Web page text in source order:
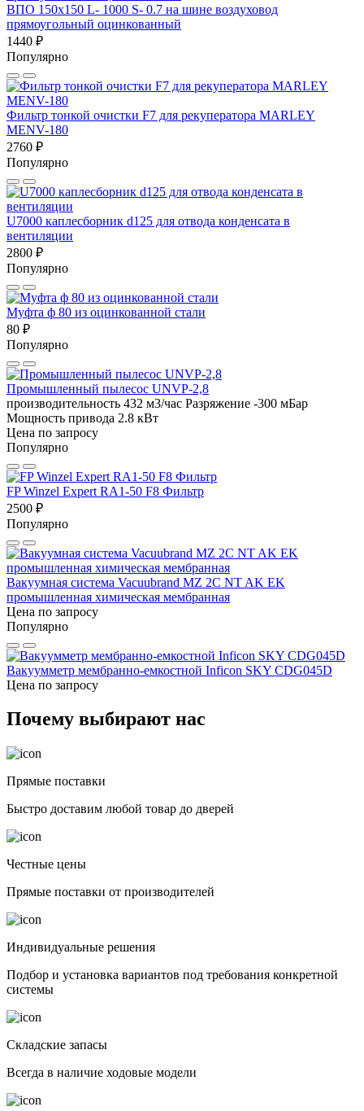
ВПО 150x150 L- 1000 S- 0.7 на шине воздуховод
прямоугольный оцинкованный
1440 ₽
Популярно
Фильтр тонкой очистки F7 для рекуператора MARLEY
MENV-180
2760 ₽
Популярно
U7000 каплесборник d125 для отвода конденсата в
вентиляции
2800 ₽
Популярно
Муфта ф 80 из оцинкованной стали
80 ₽
Популярно
Промышленный пылесос UNVP-2,8
производительность 432 м3/час Разряжение -300 мБар
Мощность привода 2.8 кВт
Цена по запросу
Популярно
FP Winzel Expert RA1-50 F8 Фильтр
2500 ₽
Популярно
Вакуумная система Vacuubrand MZ 2C NT AK EK
промышленная химическая мембранная
Цена по запросу
Популярно
Вакуумметр мембранно-емкостной Inficon SKY CDG045D
Цена по запросу
Почему выбирают нас
Прямые поставки
Быстро доставим любой товар до дверей
Честные цены
Прямые поставки от производителей
Индивидуальные решения
Подбор и установка вариантов под требования конкретной
системы
Складские запасы
Всегда в наличие ходовые модели